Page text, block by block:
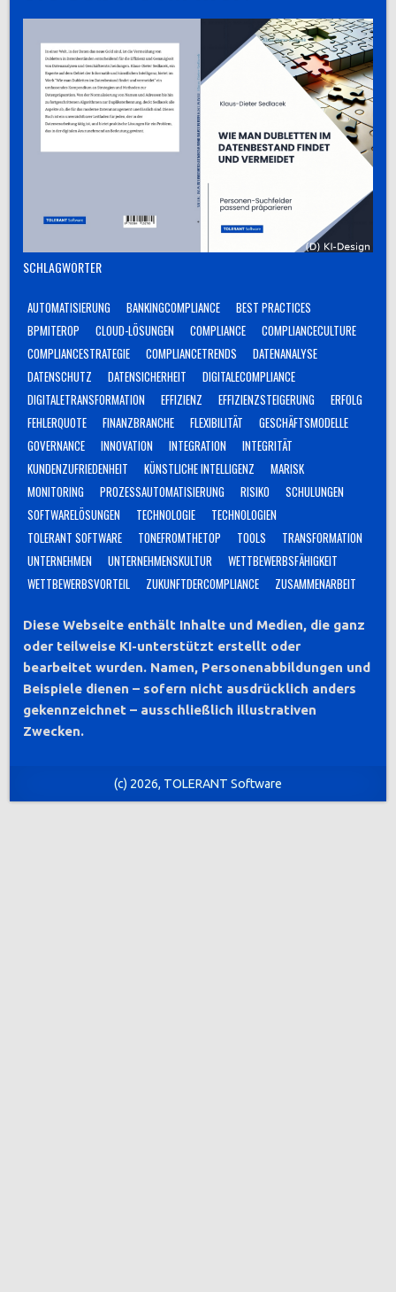
SCHLAGWÖRTER
AUTOMATISIERUNG BANKINGCOMPLIANCE
BEST PRACTICES
BPMITEROP
CLOUD-LÖSUNGEN COMPLIANCE
COMPLIANCECULTURE
COMPLIANCESTRATEGIE
COMPLIANCETRENDS
DATENANALYSE
DATENSCHUTZ
DATENSICHERHEIT
DIGITALECOMPLIANCE
DIGITALETRANSFORMATION
EFFIZIENZ EFFIZIENZSTEIGERUNG
ERFOLG
FEHLERQUOTE
FINANZBRANCHE FLEXIBILITÄT
GESCHÄFTSMODELLE
GOVERNANCE
INNOVATION INTEGRATION
INTEGRITÄT
KUNDENZUFRIEDENHEIT
KÜNSTLICHE INTELLIGENZ
MARISK
MONITORING
PROZESSAUTOMATISIERUNG RISIKO
SCHULUNGEN
SOFTWARELÖSUNGEN
TECHNOLOGIE
TECHNOLOGIEN
TOLERANT SOFTWARE
TONEFROMTHETOP TOOLS
TRANSFORMATION
UNTERNEHMEN
UNTERNEHMENSKULTUR
WETTBEWERBSFÄHIGKEIT
WETTBEWERBSVORTEIL
ZUKUNFTDERCOMPLIANCE ZUSAMMENARBEIT
Diese Webseite enthält Inhalte und Medien, die ganz
oder teilweise KI-unterstützt erstellt oder
bearbeitet wurden. Namen, Personenabbildungen und
Beispiele dienen – sofern nicht ausdrücklich anders
gekennzeichnet – ausschließlich illustrativen
Zwecken.
(c) 2026, TOLERANT Software